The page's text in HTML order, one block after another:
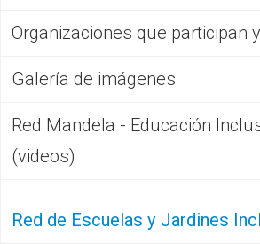
Organizaciones que participan
Galería de imágenes
Red Mandela - Educación
(videos)
Red de Escuelas y Jardines